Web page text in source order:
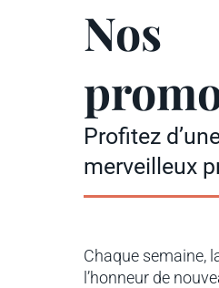
Nos
Profitez
merveilleux
Chaque semaine,
l’honneur de